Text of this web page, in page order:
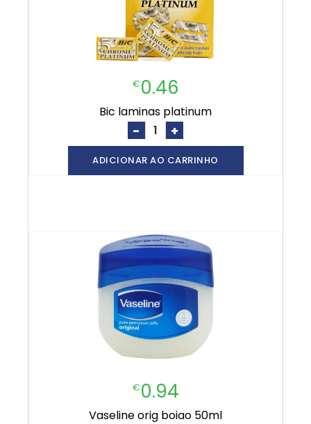
€0.46
bic laminas platinum
- +
ADICIONAR AO CARRINHO
€0.94
vaseline orig boiao 50ml